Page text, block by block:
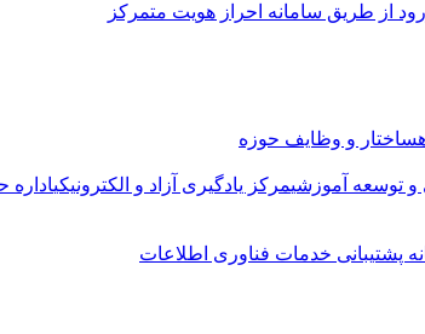
از طريق سامانه احراز هويت متمركز
ساختار و وظایف حوزه
و توسعه آموزشیمرکز یادگیری آزاد و الکترونیکیاداره
پشتیبانی خدمات فناوری اطلاعات